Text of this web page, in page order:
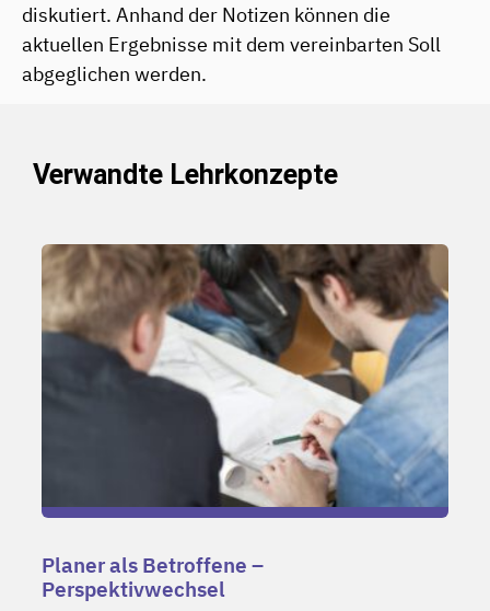
diskutiert. Anhand der Notizen können die
aktuellen Ergebnisse mit dem vereinbarten Soll
abgeglichen werden.
Verwandte Lehrkonzepte
Planer als Betroffene –
Perspektivwechsel